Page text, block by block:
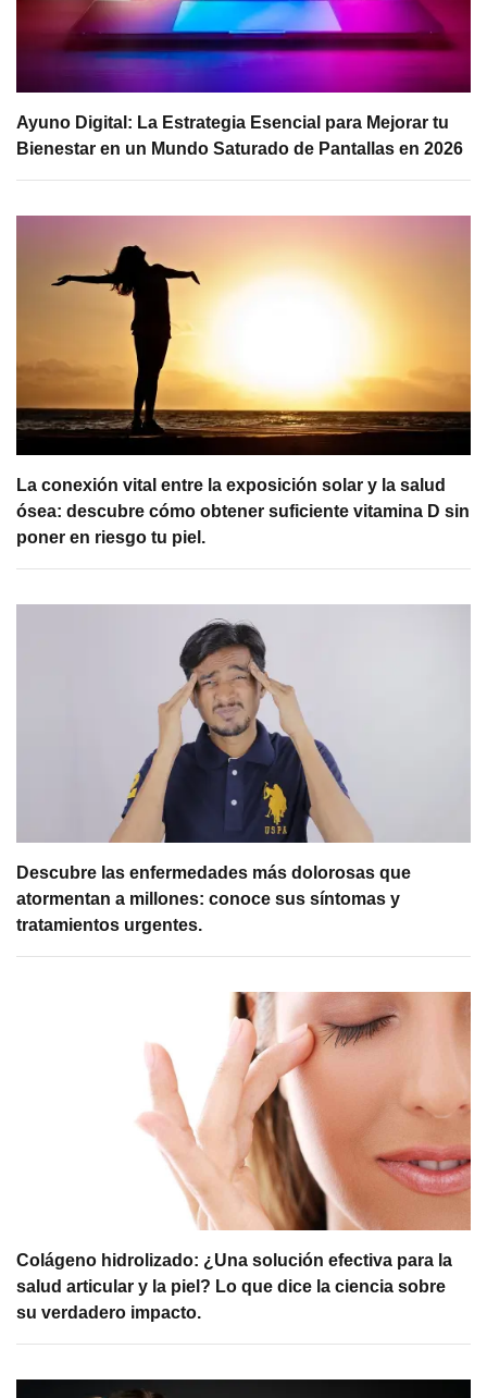
Ayuno Digital: La Estrategia Esencial para Mejorar tu
Bienestar en un Mundo Saturado de Pantallas en 2026
La conexión vital entre la exposición solar y la salud
ósea: descubre cómo obtener suficiente vitamina D sin
poner en riesgo tu piel.
Descubre las enfermedades más dolorosas que
atormentan a millones: conoce sus síntomas y
tratamientos urgentes.
Colágeno hidrolizado: ¿Una solución efectiva para la
salud articular y la piel? Lo que dice la ciencia sobre
su verdadero impacto.